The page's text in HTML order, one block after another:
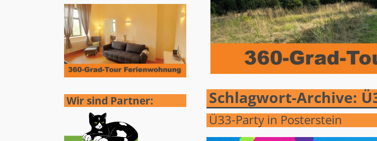
Schlagwort-Archive:
Ü33-Party in Posterstein
Wir sind Partner: